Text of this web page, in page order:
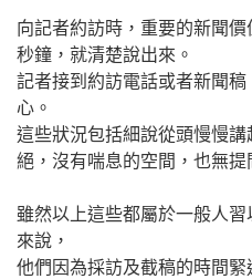
向記者約訪時，重要的新聞
秒鐘，就清楚說出來。
記者接到約訪電話或者新聞
心。
這些狀況包括細說從頭慢慢
絕，沒有喘息的空間，也無提
雖然以上這些都屬於一般人
來說，
他們因為採訪及截稿的時間